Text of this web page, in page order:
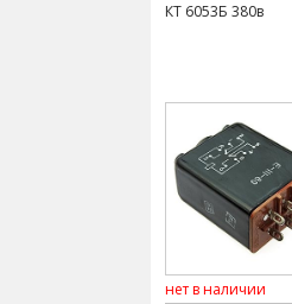
КТ 6053Б 380в
нет в наличии